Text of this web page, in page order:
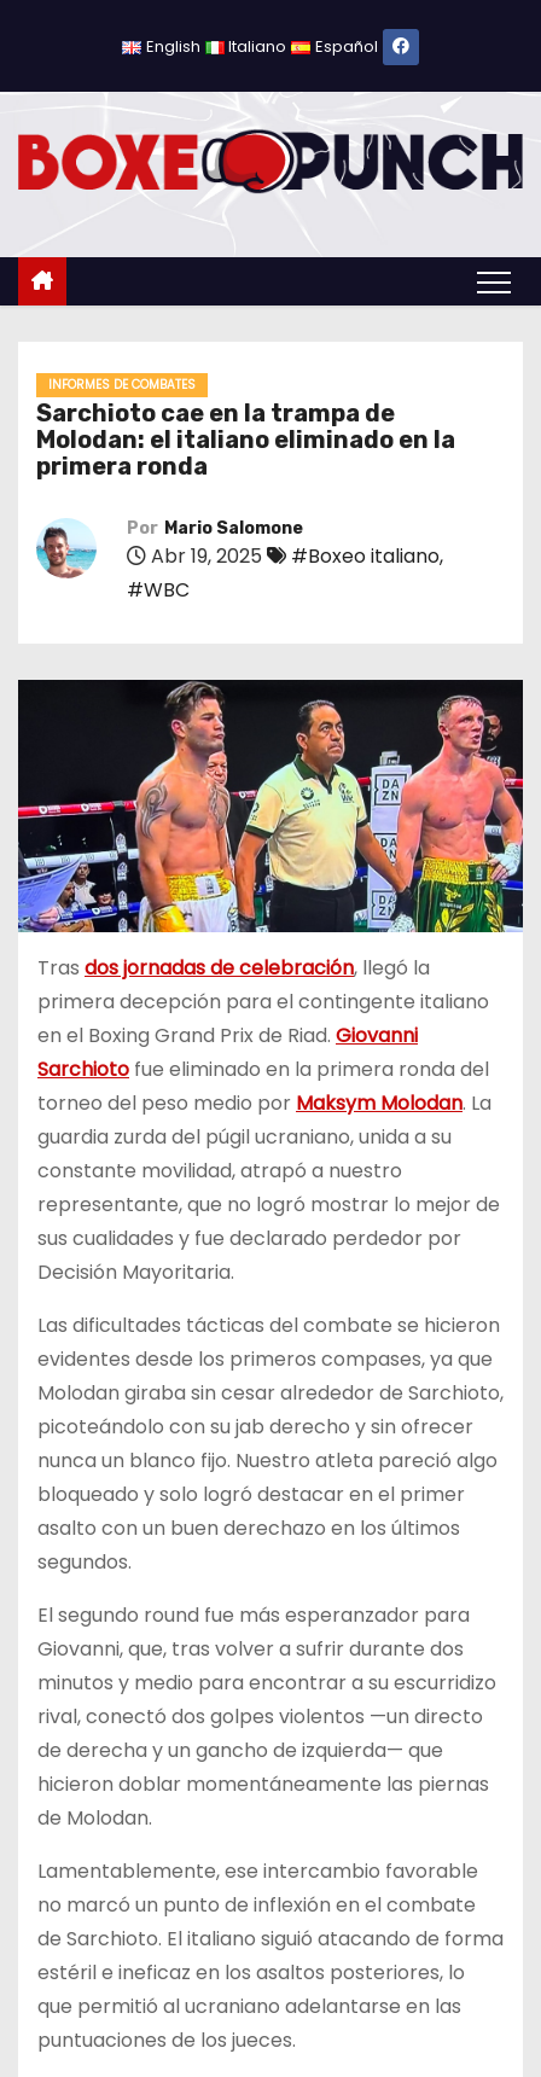
l
English Italiano Español
INFORMES DE COMBATES
Sarchioto cae en la trampa de
Molodan: el italiano eliminado en la
primera ronda
Por Mario Salomone
Abr 19, 2025 #Boxeo italiano,
#WBC
Tras dos jornadas de celebración, llegó la
primera decepción para el contingente italiano
en el Boxing Grand Prix de Riad. Giovanni
Sarchioto fue eliminado en la primera ronda del
torneo del peso medio por Maksym Molodan. La
guardia zurda del púgil ucraniano, unida a su
constante movilidad, atrapó a nuestro
representante, que no logró mostrar lo mejor de
sus cualidades y fue declarado perdedor por
Decisión Mayoritaria.
Las dificultades tácticas del combate se hicieron
evidentes desde los primeros compases, ya que
Molodan giraba sin cesar alrededor de Sarchioto,
picoteándolo con su jab derecho y sin ofrecer
nunca un blanco fijo. Nuestro atleta pareció algo
bloqueado y solo logró destacar en el primer
asalto con un buen derechazo en los últimos
segundos.
El segundo round fue más esperanzador para
Giovanni, que, tras volver a sufrir durante dos
minutos y medio para encontrar a su escurridizo
rival, conectó dos golpes violentos —un directo
de derecha y un gancho de izquierda— que
hicieron doblar momentáneamente las piernas
de Molodan.
Lamentablemente, ese intercambio favorable
no marcó un punto de inflexión en el combate
de Sarchioto. El italiano siguió atacando de forma
estéril e ineficaz en los asaltos posteriores, lo
que permitió al ucraniano adelantarse en las
puntuaciones de los jueces.